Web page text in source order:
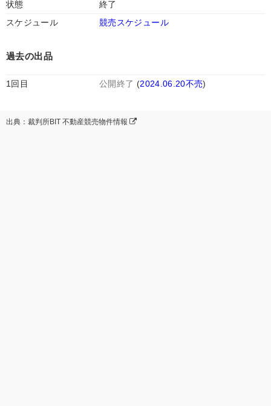
状態
終了
スケジュール
競売スケジュール
過去の出品
1回目 公開終了 (2024.06.20不売)
出典：裁判所BIT 不動産競売物件情報